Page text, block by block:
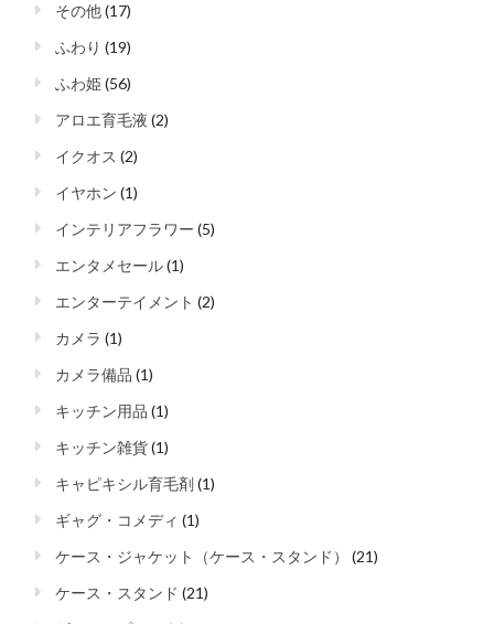
その他(17)
ふわり (19)
ふわ姫 (56)
アロエ育毛液 (2)
イクオス (2)
イヤホン (1)
インテリアフラワー (5)
エンタメセール(1)
エンターテイメント (2)
カメラ (1)
カメラ備品 (1)
キッチン用品 (1)
キッチン雑貨(1)
キャピキシル育毛剤 (1)
ギャグ・コメディ (1)
ケース・ジャケット（ケース・スタンド）
(21)
ケース・スタンド (21)